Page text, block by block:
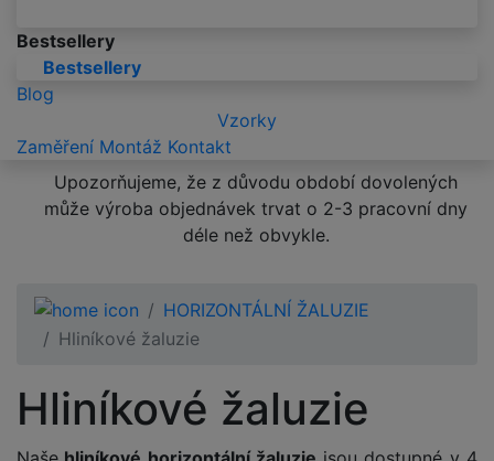
Bestsellery
Bestsellery
Blog
Vzorky
Zaměření Montáž Kontakt
Upozorňujeme, že z důvodu období dovolených
může výroba objednávek trvat o 2-3 pracovní dny
déle než obvykle.
HORIZONTÁLNÍ ŽALUZIE
Hliníkové žaluzie
Hliníkové žaluzie